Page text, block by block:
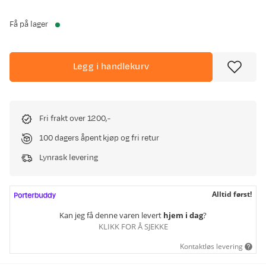
Få på lager
Legg i handlekurv
Fri frakt over 1200,-
100 dagers åpent kjøp og fri retur
Lynrask levering
Alltid først!
Kan jeg få denne varen levert hjem i dag?
KLIKK FOR Å SJEKKE
Kontaktløs levering